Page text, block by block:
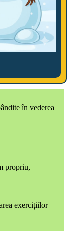
în vederea
propriu,
exercițiilor